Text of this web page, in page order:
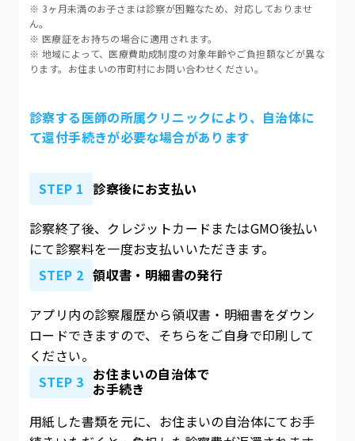
※ 3ヶ月未満のお子さまは診察が困難なため、対応しておりませ
ん。
※ 医療証をお持ちの場合に適用されます。
※ 地域によって、医療費助成制度の対象年齢やご負担額などが異な
ります。お住まいの市町村にお問い合わせください。
診察する医師の所属クリニックにより、自治体に
て還付手続きが必要な場合があります
STEP 1 診察後にお支払い
診察終了後、クレジットカードまたはGMO後払い
にて診察料を一度お支払いいただきます。
STEP 2 領収書・明細書の発行
アプリ内の診察履歴から領収書・明細書をダウン
ロードできますので、そちらをご自身で印刷して
ください。
STEP 3 お住まいの自治体で
お手続き
用紙した書類を元に、お住まいの自治体にてお手